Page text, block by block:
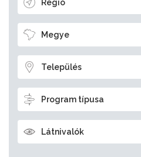
Régió
Megye
Település
Program típusa
Látnivalók